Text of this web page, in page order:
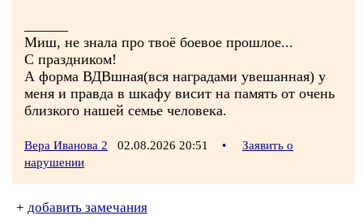
Миш, не знала про твоё боевое прошлое...
С праздником!
А форма ВДВшная(вся наградами увешанная) у
меня и правда в шкафу висит на память от очень
близкого нашей семье человека.
Вера Иванова 2 02.08.2026 20:51 •
Заявить о
нарушении
+ добавить замечания